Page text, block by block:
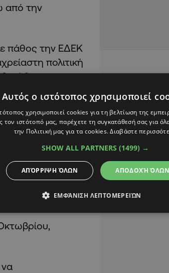
από την
πάθος την ΕΔΕΚ
πολιτική
οι
το
ψηφιστεί
μπορεί να
να
Αυτός ο ιστότοπος χρησιμοποιεί
χρησιμοποιεί cookies για τη βελτίωση της
τον ιστότοπό μας, παρέχετε τη συγκατάθεσή σας για
την Πολιτική μας για τα cookies.Διαβάστε
SHOW ALL PARTNERS (1499) →
ΑΠΟΔΟΧΉ ΌΛΩΝ
ΑΠΌΡΡΙΨΗ ΌΛΩΝ
ΕΜΦΆΝΙΣΗ ΛΕΠΤΟΜΕΡΕΙΏΝ